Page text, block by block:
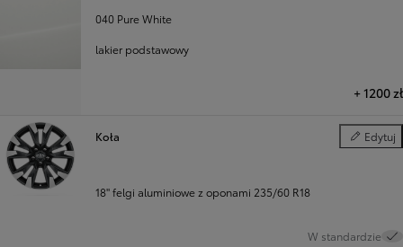
040 Pure White
lakier podstawowy
+1200 zł
Koła Edytuj
Koła
18" felgi aluminiowe z oponami 235/60 R18
W standardzie